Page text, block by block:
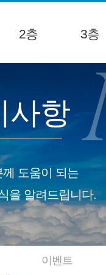
2층 3층
사항
도움이 되는
을 알려드립니다.
이벤트